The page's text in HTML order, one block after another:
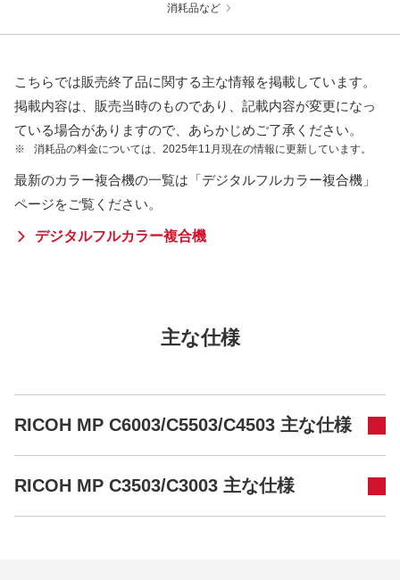
消耗品など
こちらでは販売終了品に関する主な情報を掲載しています。
掲載内容は、販売当時のものであり、記載内容が変更になっ
ている場合がありますので、あらかじめご了承ください。
※ 消耗品の料金については、2025年11月現在の情報に更新しています。
最新のカラー複合機の一覧は「デジタルフルカラー複合機」
ページをご覧ください。
デジタルフルカラー複合機
主な仕様
RICOH MP C6003/C5503/C4503 主な仕様
RICOH MP C3503/C3003 主な仕様